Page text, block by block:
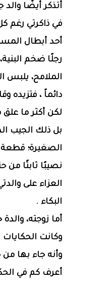
أتذكر أيضًا والد
في ذاكرتي رغم
أحد أبطال
رجلًا ضخم
الملامح، يلبس
دائماً ، فتزيده
لكن أكثر ما علق
بل ذلك الجيب
الصغيرة؛ قطعة
نصيبًا ثابتًا من
العزاء على
البكاء .
أما زوجته،
وكانت الحكايات
وأنه جاء بها
أعرف كم في